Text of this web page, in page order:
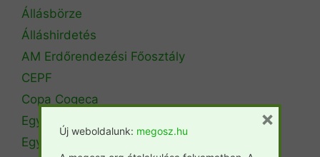
Állásbörze
Álláshirdetés
AM Erdőrendezési Főosztály
CEPF
Copa Cogeca
Egyéb
Egyetemi hírek
Új weboldalunk: megosz.hu
×